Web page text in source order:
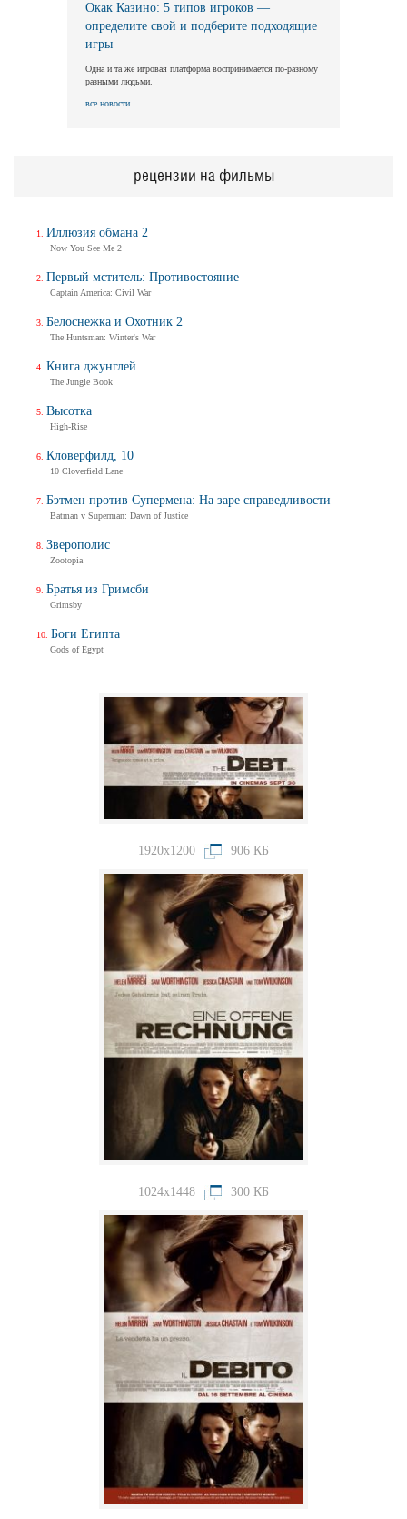
1920x1200 906 КБ
1024x1448 300 КБ
Окак Казино: 5 типов игроков —
определите свой и подберите подходящие
игры
Одна и та же игровая платформа воспринимается по-разному
разными людьми.
все новости...
рецензии на фильмы
Иллюзия обмана 2
Now You See Me 2
Первый мститель: Противостояние
Captain America: Civil War
Белоснежка и Охотник 2
The Huntsman: Winter's War
Книга джунглей
The Jungle Book
Высотка
High-Rise
Кловерфилд, 10
10 Cloverfield Lane
Бэтмен против Супермена: На заре справедливости
Batman v Superman: Dawn of Justice
Зверополис
Zootopia
Братья из Гримсби
Grimsby
Боги Египта
Gods of Egypt